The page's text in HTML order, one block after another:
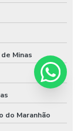
Minas
do Maranhão